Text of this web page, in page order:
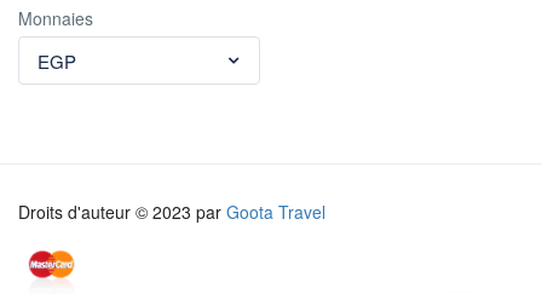
Monnaies
EGP
Droits d'auteur © 2023 par Goota Travel